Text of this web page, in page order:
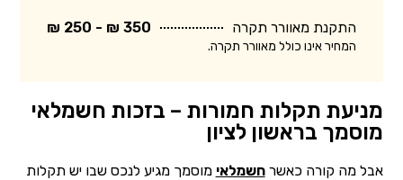
התקנת מאוורר תקרה 350 ₪ - 250 ₪
המחיר אינו כולל מאוורר תקרה.
מניעת תקלות חמורות – בזכות חשמלאי
מוסמך בראשון לציון
אבל מה קורה כאשרחשמלאי מוסמך מגיע לנכס שבו יש תקלות